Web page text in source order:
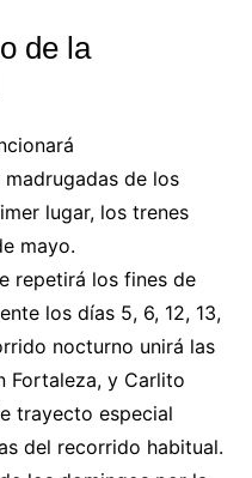
de la
de los
lugar, los trenes
mayo.
repetirá los fines de
los días 5, 6, 12, 13,
nocturno unirá las
Fortaleza, y Carlito
trayecto especial
del recorrido habitual.